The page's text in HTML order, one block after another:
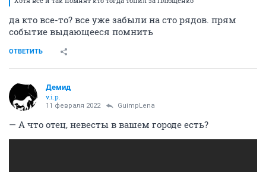
да кто все-то? все уже забыли на сто рядов. прям
событие выдающееся помнить
ОТВЕТИТЬ
Демид
v.i.p.
11 февраля 2022 GuimpLena
— А что отец, невесты в вашем городе есть?